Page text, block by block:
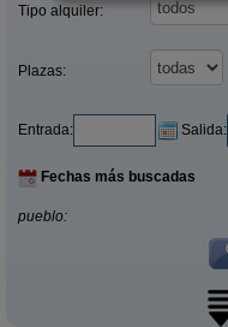
Tipo alquiler:
Plazas:
Entrada: Salida:
Fechas más buscadas
pueblo: